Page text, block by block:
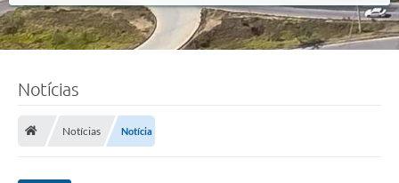
Notícias
Notícias Notícia